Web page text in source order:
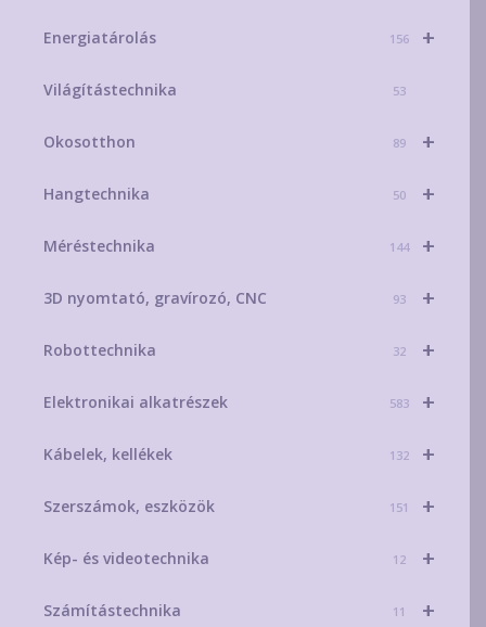
+
Energiatárolás 156
Világítástechnika 53
+
Okosotthon 89
+
Hangtechnika 50
+
Méréstechnika 144
+
3D nyomtató, gravírozó, CNC 93
+
Robottechnika 32
+
Elektronikai alkatrészek 583
+
Kábelek, kellékek 132
+
Szerszámok, eszközök 151
+
Kép- és videotechnika 12
+
Számítástechnika 11